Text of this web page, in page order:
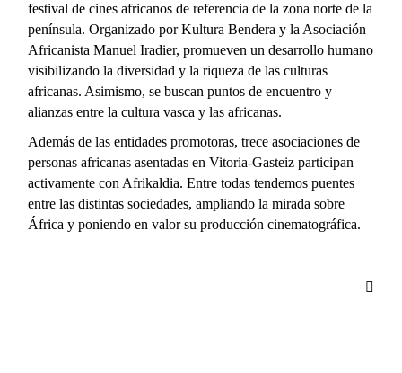
festival de cines africanos de referencia de la zona norte de la
península. Organizado por Kultura Bendera y la Asociación
Africanista Manuel Iradier, promueven un desarrollo humano
visibilizando la diversidad y la riqueza de las culturas
africanas. Asimismo, se buscan puntos de encuentro y
alianzas entre la cultura vasca y las africanas.
Además de las entidades promotoras, trece asociaciones de
personas africanas asentadas en Vitoria-Gasteiz participan
activamente con Afrikaldia. Entre todas tendemos puentes
entre las distintas sociedades, ampliando la mirada sobre
África y poniendo en valor su producción cinematográfica.